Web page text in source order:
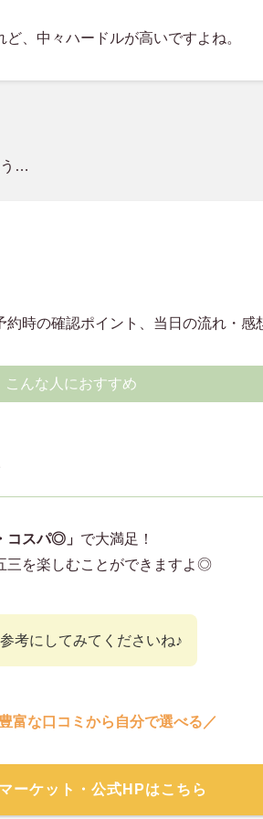
、中々ハードルが高いですよね。
う…
時の確認ポイント、当日の流れ・感
こんな人におすすめ
コスパ◎」 で大満足！
三を楽しむことができますよ◎
考にしてみてくださいね♪
富な口コミから自分で選べる／
ーケット・公式HPはこちら